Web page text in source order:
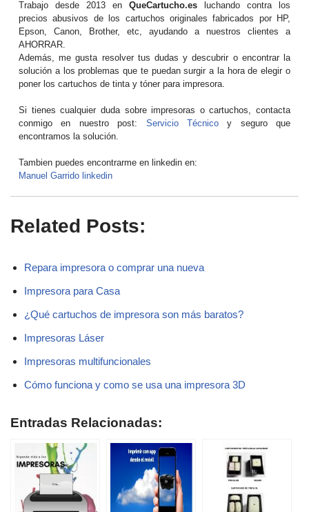
Trabajo desde 2013 en QueCartucho.es luchando contra los
precios abusivos de los cartuchos originales fabricados por HP,
Epson, Canon, Brother, etc, ayudando a nuestros clientes a
AHORRAR.
Además, me gusta resolver tus dudas y descubrir o encontrar la
solución a los problemas que te puedan surgir a la hora de elegir o
poner los cartuchos de tinta y tóner para impresora.
Si tienes cualquier duda sobre impresoras o cartuchos, contacta
conmigo en nuestro post: Servicio Técnicoy seguro que
encontramos la solución.
Tambien puedes encontrarme en linkedin en:
Manuel Garrido linkedin
Related Posts:
Repara impresora o comprar una nueva
Impresora para Casa
¿Qué cartuchos de impresora son más baratos?
Impresoras Láser
Impresoras multifuncionales
Cómo funciona y como se usa una impresora 3D
Entradas Relacionadas: